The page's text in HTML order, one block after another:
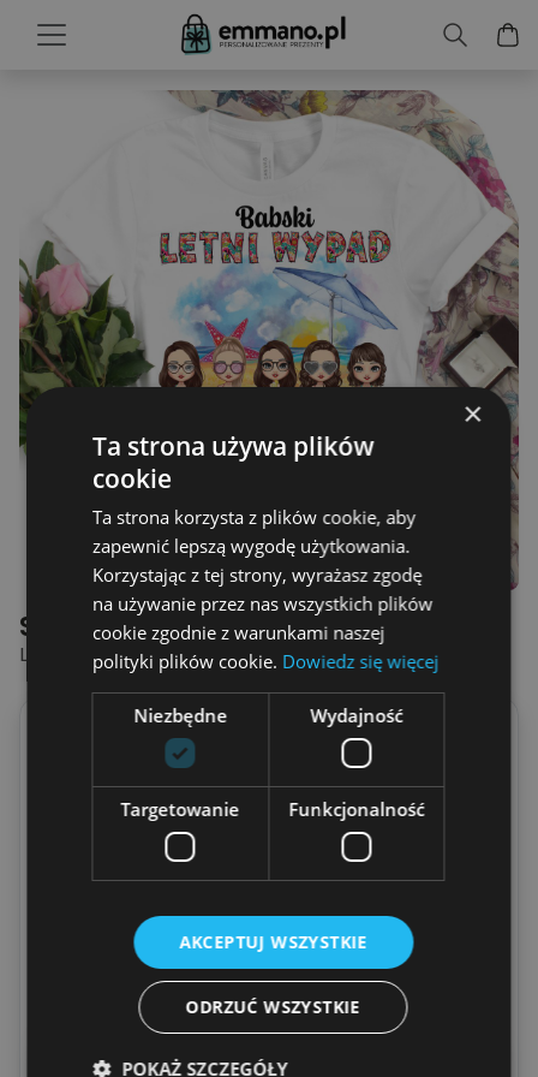
Spersonalizowana Koszulka
LETNI BABSKI WYPAD - KOSZULKA
Ile osób na koszulce?
Ty + 1 Przyjaciółka
Ty + 2 Przyjaciółki
Ty + 3 Przyjaciółki
Ty + 4 Przyjaciółki
Podglądnij swoją koszulkę
×
Ta strona używa plików
cookie
Ta strona korzysta z plików cookie, aby
zapewnić lepszą wygodę użytkowania.
Korzystając z tej strony, wyrażasz zgodę
na używanie przez nas wszystkich plików
cookie zgodnie z warunkami naszej
polityki plików cookie. Dowiedz się więcej
Niezbędne Wydajność
Targetowanie Funkcjonalność
AKCEPTUJ WSZYSTKIE
ODRZUĆ WSZYSTKIE
POKAŻ SZCZEGÓŁY